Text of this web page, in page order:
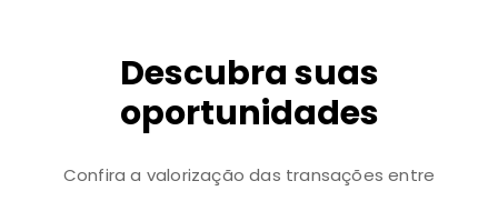
Descubra suas
oportunidades
Confira a valorização das transações entre